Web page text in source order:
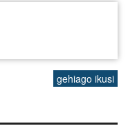
gehiago ikusi